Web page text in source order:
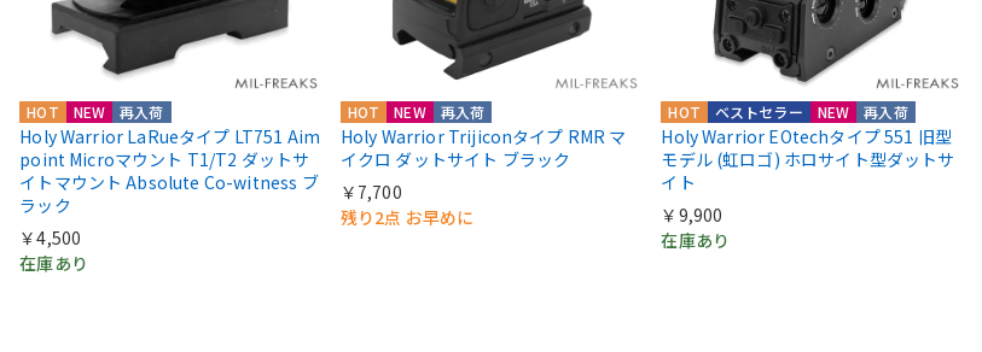
HOT NEW 再入荷
Holy Warrior LaRueタイプ LT751 Aim
point Microマウント T1/T2 ダットサ
イトマウント Absolute Co-witness ブ
ラック
￥4,500
在庫あり
HOT NEW 再入荷
Holy Warrior Trijiconタイプ RMR マ
イクロ ダットサイト ブラック
￥7,700
残り2点 お早めに
HOT NEW 再入荷
ベストセラー
Holy Warrior EOtechタイプ 551 旧型
モデル (虹ロゴ) ホロサイト型ダットサ
イト
￥9,900
在庫あり